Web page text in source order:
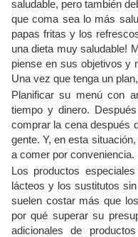
saludable, pero también
que coma sea lo más
papas fritas y los
una dieta muy saludable!
piense en sus objetivos y
Una vez que tenga un
Planificar su menú con
tiempo y dinero.
comprar la cena después
gente. Y, en esta
a comer por conveniencia.
Los productos
lácteos y los sustitutos
suelen costar más que
por qué superar su
adicionales de